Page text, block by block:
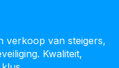
verkoop van steigers,
Kwaliteit,